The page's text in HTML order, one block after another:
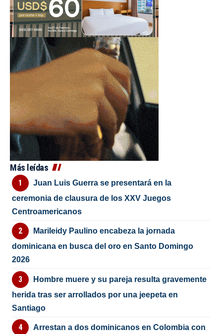
Más leídas
Juan Luis Guerra se presentará en la
ceremonia de clausura de los XXV Juegos
Centroamericanos
Marileidy Paulino encabeza la jornada
dominicana en busca del oro en Santo Domingo
2026
Hombre muere y su pareja resulta gravemente
herida tras ser arrollados por una jeepeta en
Santiago
Arrestan a dos dominicanos en Colombia con